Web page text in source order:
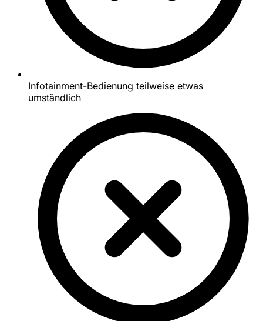
Infotainment-Bedienung teilweise etwas
umständlich